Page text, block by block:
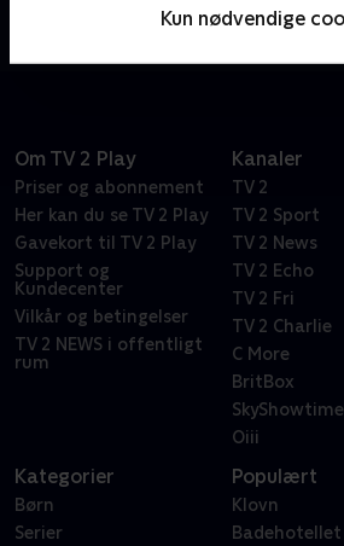
Kun nødvendige
årige Lincoln kloge måder at
Om TV 2 Play
Priser og abonnement
Her kan du se TV 2 Play
Gavekort til TV 2 Play
Support og
Kundecenter
Vilkår og betingelser
TV 2 NEWS i offentligt
rum
Kanaler
TV 2
TV 2 Sport
TV 2 News
TV 2 Echo
TV 2 Fri
TV 2 Charlie
C More
BritBox
SkyShowtime
Oiii
Kategorier
Børn
Serier
Populært
Klovn
Badehotellet